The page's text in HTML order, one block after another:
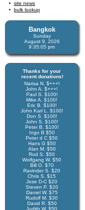
site news
bulk lookup
Bangkok
Sunday
August 9, 2026
9:35:06 pm
Thanks for your
recent donations!
Narisa N. $+++!
John A. $+++!
Paul S. $100!
Mike A. $100!
Eric B. $100!
John Karl L. $100!
Don S. $100!
John S. $100!
Peter B. $100!
Ingo B $50
Peter d C $50
Hans G $50
Alan M. $50
Rod S. $50
Wolfgang W. $50
Bill O. $70
Ravinder S. $20
Chris S. $15
Jose D-C $20
Steven P. $20
Daniel W. $75
Rudolf M. $30
David R. $50
Judith W. $50